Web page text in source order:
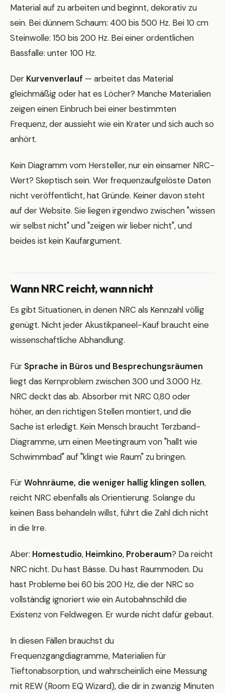
Material auf zu arbeiten und beginnt, dekorativ zu
sein. Bei dünnem Schaum: 400 bis 500 Hz. Bei 10 cm
Steinwolle: 150 bis 200 Hz. Bei einer ordentlichen
Bassfalle: unter 100 Hz.
Der Kurvenverlauf — arbeitet das Material
gleichmäßig oder hat es Löcher? Manche Materialien
zeigen einen Einbruch bei einer bestimmten
Frequenz, der aussieht wie ein Krater und sich auch so
anhört.
Kein Diagramm vom Hersteller, nur ein einsamer NRC-
Wert? Skeptisch sein. Wer frequenzaufgelöste Daten
nicht veröffentlicht, hat Gründe. Keiner davon steht
auf der Website. Sie liegen irgendwo zwischen "wissen
wir selbst nicht" und "zeigen wir lieber nicht", und
beides ist kein Kaufargument.
Wann NRC reicht, wann nicht
Es gibt Situationen, in denen NRC als Kennzahl völlig
genügt. Nicht jeder Akustikpaneel-Kauf braucht eine
wissenschaftliche Abhandlung.
Für Sprache in Büros und Besprechungsräumen
liegt das Kernproblem zwischen 300 und 3.000 Hz.
NRC deckt das ab. Absorber mit NRC 0,80 oder
höher, an den richtigen Stellen montiert, und die
Sache ist erledigt. Kein Mensch braucht Terzband-
Diagramme, um einen Meetingraum von "hallt wie
Schwimmbad" auf "klingt wie Raum" zu bringen.
FürWohnräume, die weniger hallig klingen sollen,
reicht NRC ebenfalls als Orientierung. Solange du
keinen Bass behandeln willst, führt die Zahl dich nicht
in die Irre.
Aber: Homestudio, Heimkino, Proberaum? Da reicht
NRC nicht. Du hast Bässe. Du hast Raummoden. Du
hast Probleme bei 60 bis 200 Hz, die der NRC so
vollständig ignoriert wie ein Autobahnschild die
Existenz von Feldwegen. Er wurde nicht dafür gebaut.
In diesen Fällen brauchst du
Frequenzgangdiagramme, Materialien für
Tieftonabsorption, und wahrscheinlich eine Messung
mit REW (Room EQ Wizard), die dir in zwanzig Minuten